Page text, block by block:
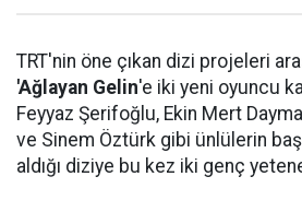
TRT'nin öne çıkan dizi projeleri
'Ağlayan Gelin'e iki yeni oyuncu
Feyyaz Şerifoğlu, Ekin Mert
ve Sinem Öztürk gibi ünlülerin
aldığı diziye bu kez iki genç